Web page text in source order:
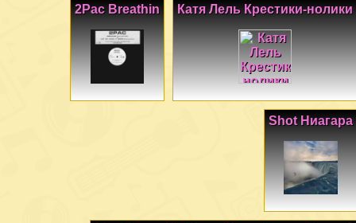
Катя Лель Крестики-нолики
2Pac Breathin
Shot Ниагара